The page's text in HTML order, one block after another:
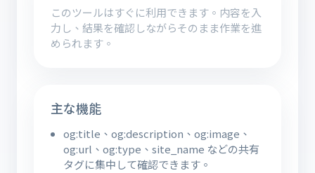
このツールはすぐに利用できます。内容を入
力し、結果を確認しながらそのまま作業を進
められます。
主な機能
og:title、og:description、og:image、
og:url、og:type、site_name などの共有
タグに集中して確認できます。